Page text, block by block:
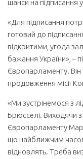
шанси на підписання
«Для підписання
готовий до
відкритими, угода
бажання України», –
Європарламенту.
продовження місії
«Ми зустрінемося з
Брюсселі. Виходячи
Європарламенту
що найближчим часом
відновлять. Треба